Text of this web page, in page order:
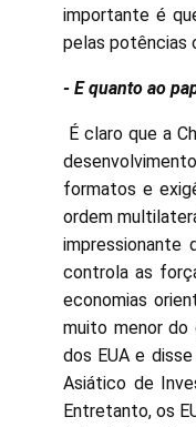
importante é
pelas potências
- E quanto ao
É claro que a
formatos e
ordem
impressionante
controla as
economias
muito menor do
dos EUA e
Asiático de
Entretanto, os